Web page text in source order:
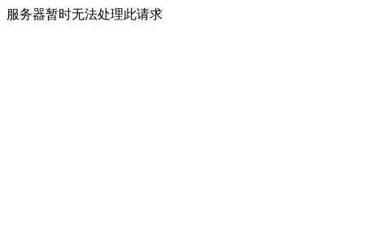
服务器暂时无法处理此请求